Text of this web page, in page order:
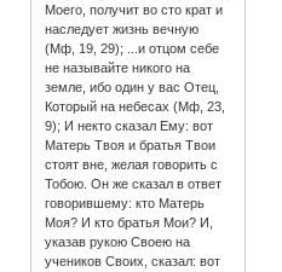
Моего, получит во сто крат и
наследует жизнь вечную
(Мф, 19, 29); ...и отцом себе
не называйте никого на
земле, ибо один у вас Отец,
Который на небесах (Мф, 23,
9); И некто сказал Ему: вот
Матерь Твоя и братья Твои
стоят вне, желая говорить с
Тобою. Он же сказал в ответ
говорившему: кто Матерь
Моя? И кто братья Мои? И,
указав рукою Своею на
учеников Своих, сказал: вот